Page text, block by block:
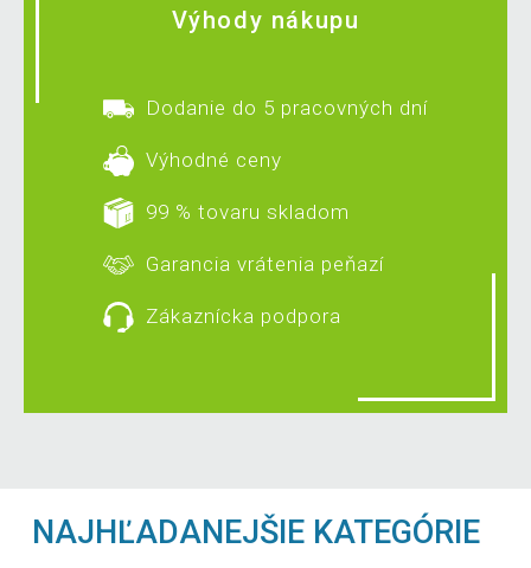
Výhody nákupu
Dodanie do 5 pracovných dní
Výhodné ceny
99 % tovaru skladom
Garancia vrátenia peňazí
Zákaznícka podpora
NAJHĽADANEJŠIE KATEGÓRIE